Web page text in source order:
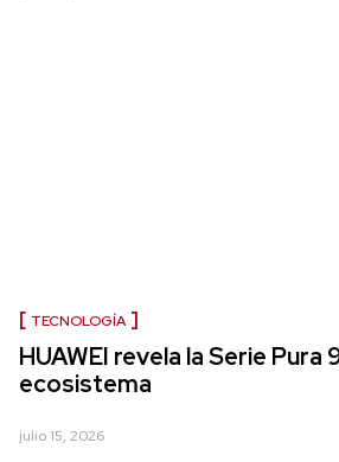
TECNOLOGÍA
HUAWEI revela la Serie Pura
ecosistema
julio 15, 2026